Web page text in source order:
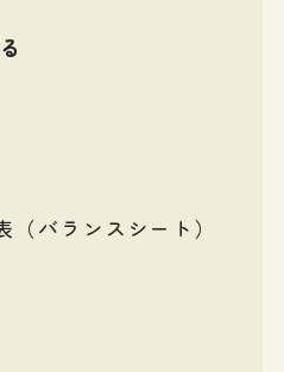
（バランスシート）